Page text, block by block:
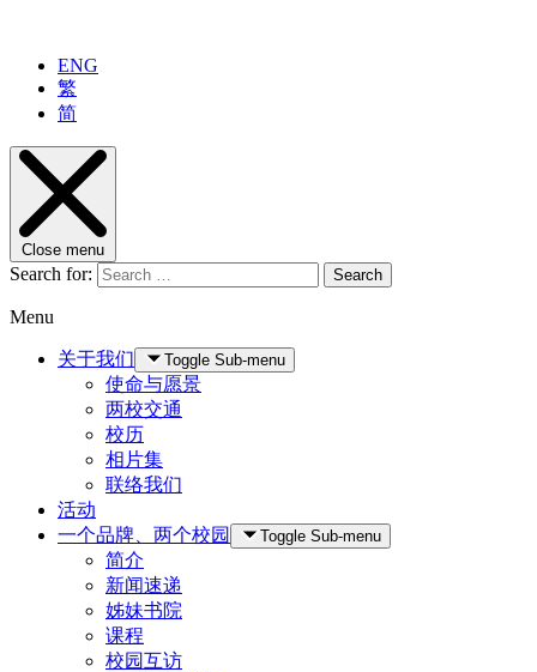
ENG
繁
简
Close menu
Search for: Search
Menu
关于我们 Toggle Sub-menu
使命与愿景
两校交通
校历
相片集
联络我们
活动
一个品牌、两个校园
Toggle Sub-menu
简介
新闻速递
姊妹书院
课程
校园互访